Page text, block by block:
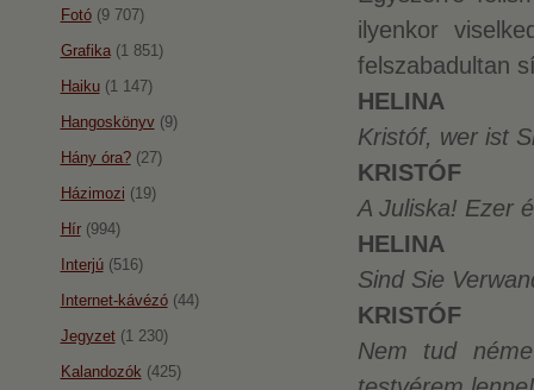
ilyenkor
felszabadultan
HELINA
Kristóf, wer ist
KRISTÓF
A Juliska! Ezer
HELINA
Sind Sie
KRISTÓF
Nem tud
Fotó(9 707)
Grafika(1 851)
Haiku(1 147)
Hangoskönyv(9)
Hány óra?(27)
Házimozi (19)
Hír(994)
Interjú(516)
Internet-kávézó(44)
Jegyzet(1 230)
Kalandozók (425)